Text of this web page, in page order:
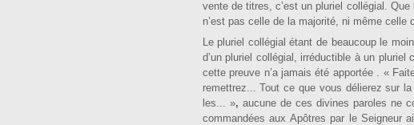
vente de titres, c’est un pluriel collégial.
n’est pas celle de la majorité, ni même celle
Le pluriel collégial étant de beaucoup le
d’un pluriel collégial, irréductible à un
cette preuve n’a jamais été ap­portée . «
remettrez... Tout ce que vous délierez sur
les... », au­cune de ces divines paroles ne
com­mandées aux Apôtres par le Seigneur